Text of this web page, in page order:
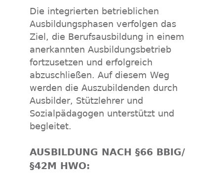
Die integrierten betrieblichen
Ausbildungsphasen verfolgen das
Ziel, die Berufsausbildung in einem
anerkannten Ausbildungsbetrieb
fortzusetzen und erfolgreich
abzuschließen. Auf diesem Weg
werden die Auszubildenden durch
Ausbilder, Stützlehrer und
Sozialpädagogen unterstützt und
begleitet.
AUSBILDUNG NACH §66 BBIG/
§42M HWO: